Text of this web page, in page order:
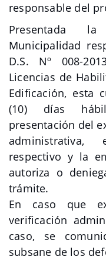
responsable del
Presentada
Municipalidad
D.S. Nº 008-
Licencias de
Edificación, esta
(10) días
presentación del
administrativa,
respectivo y la
autoriza o
trámite.
En caso que
verificación
caso, se
subsane de los